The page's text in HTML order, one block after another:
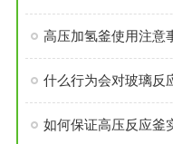
高压加氢釜使用注意
什么行为会对玻璃反
如何保证高压反应釜